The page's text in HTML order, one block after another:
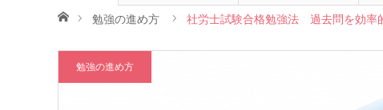
ホーム勉強の進め方 社労士試験合格勉強法 過去問を効率
勉強の進め方